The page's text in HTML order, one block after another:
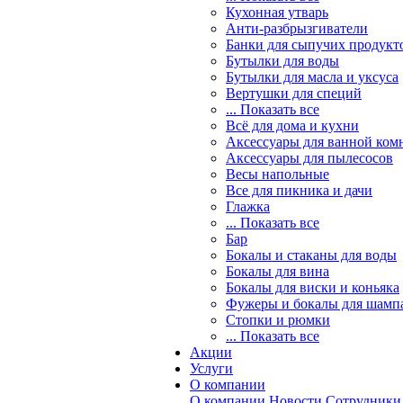
Кухонная утварь
Анти-разбрызгиватели
Банки для сыпучих
Бутылки для воды
Бутылки для масла и уксуса
Вертушки для специй
... Показать все
Всё для дома и кухни
Аксессуары для ванной
Аксессуары для пылесосов
Весы напольные
Все для пикника и дачи
Глажка
... Показать все
Бар
Бокалы и стаканы для воды
Бокалы для вина
Бокалы для виски и коньяка
Фужеры и бокалы для
Стопки и рюмки
... Показать все
Акции
Услуги
О компании